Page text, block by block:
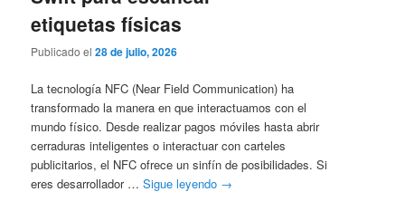
etiquetas físicas
Publicado el28 de julio, 2026
La tecnología NFC (Near Field Communication) ha
transformado la manera en que interactuamos con el
mundo físico. Desde realizar pagos móviles hasta abrir
cerraduras inteligentes o interactuar con carteles
publicitarios, el NFC ofrece un sinfín de posibilidades. Si
eres desarrollador …Sigue leyendo →